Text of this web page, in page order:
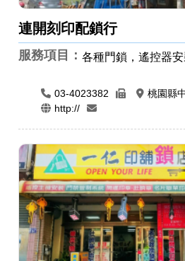
連開刻印配鎖行
服務項目：各種門鎖，遙控器
03-4023382
桃園縣
http://